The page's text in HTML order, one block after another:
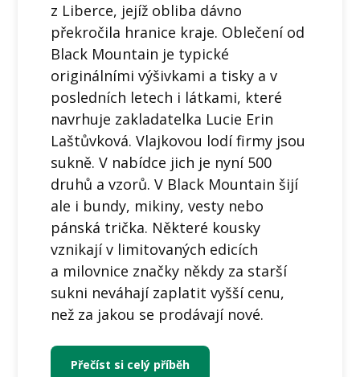
z Liberce, jejíž obliba dávno
překročila hranice kraje. Oblečení od
Black Mountain je typické
originálními výšivkami a tisky a v
posledních letech i látkami, které
navrhuje zakladatelka Lucie Erin
Laštůvková. Vlajkovou lodí firmy jsou
sukně. V nabídce jich je nyní 500
druhů a vzorů. V Black Mountain šijí
ale i bundy, mikiny, vesty nebo
pánská trička. Některé kousky
vznikají v limitovaných edicích
a milovnice značky někdy za starší
sukni neváhají zaplatit vyšší cenu,
než za jakou se prodávají nové.
Přečíst si celý příběh